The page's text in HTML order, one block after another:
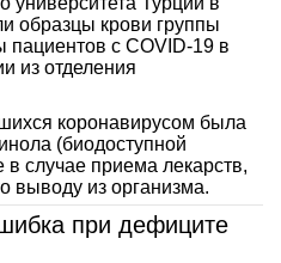
образцы крови группы
с COVID-19 в
из отделения
коронавирусом была
(биодоступной
случае приема лекарств,
выводу из организма.
при дефиците